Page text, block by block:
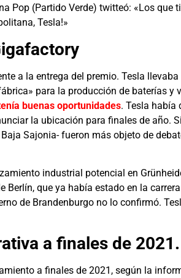
Pop (Partido Verde) twitteó: «Los que
Tesla!»
a la entrega del premio. Tesla
para la producción de baterías y
buenas oportunidades. Tesla había
la ubicación para finales de año.
Sajonia- fueron más objeto de
industrial potencial en
Berlín, que ya había estado en la
de Brandenburgo no lo confirmó.
a finales de 2021.
a finales de 2021, según la